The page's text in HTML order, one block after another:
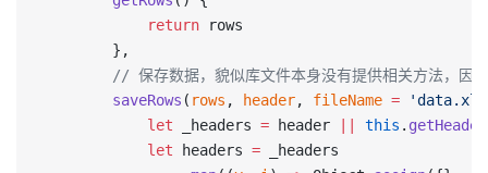
            return
rows
        },
// 保存数据，貌似库文件本身没有提供相关方法，因
        saveRows
( rows , header, fileName =
            let
_headers = header this . getHeader
            let
headers = _headers